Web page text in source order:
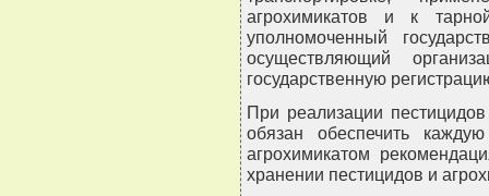
агрохимикатов и к
уполномоченный
осуществляющий
государственную
При реализации
обязан обеспечить
агрохимикатом
хранении пестицидов и